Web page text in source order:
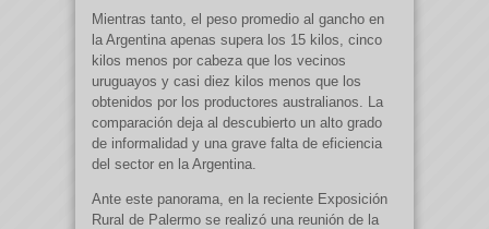
Mientras tanto, el peso promedio al gancho en
la Argentina apenas supera los 15 kilos, cinco
kilos menos por cabeza que los vecinos
uruguayos y casi diez kilos menos que los
obtenidos por los productores australianos. La
comparación deja al descubierto un alto grado
de informalidad y una grave falta de eficiencia
del sector en la Argentina.
Ante este panorama, en la reciente Exposición
Rural de Palermo se realizó una reunión de la